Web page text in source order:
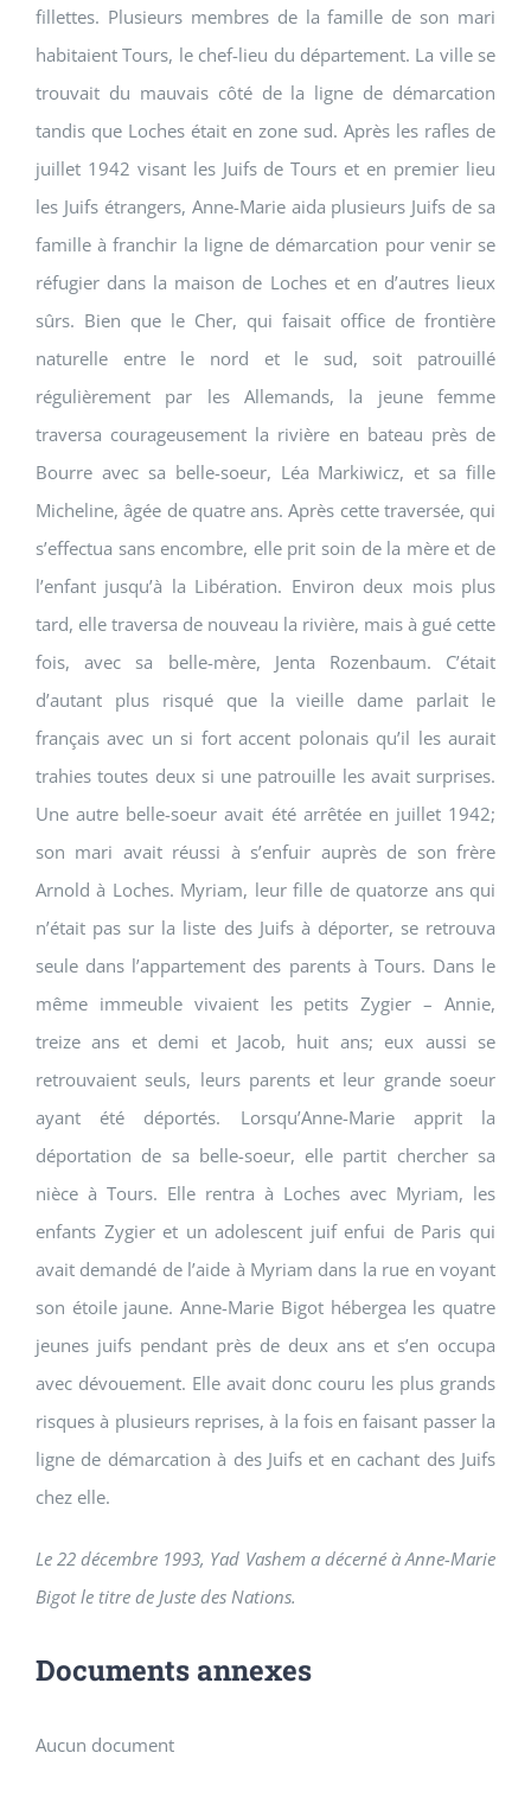
fillettes. Plusieurs membres de la famille de son mari
habitaient Tours, le chef-lieu du département. La ville se
trouvait du mauvais côté de la ligne de démarcation
tandis que Loches était en zone sud. Après les rafles de
juillet 1942 visant les Juifs de Tours et en premier lieu
les Juifs étrangers, Anne-Marie aida plusieurs Juifs de sa
famille à franchir la ligne de démarcation pour venir se
réfugier dans la maison de Loches et en d’autres lieux
sûrs. Bien que le Cher, qui faisait office de frontière
naturelle entre le nord et le sud, soit patrouillé
régulièrement par les Allemands, la jeune femme
traversa courageusement la rivière en bateau près de
Bourre avec sa belle-soeur, Léa Markiwicz, et sa fille
Micheline, âgée de quatre ans. Après cette traversée, qui
s’effectua sans encombre, elle prit soin de la mère et de
l’enfant jusqu’à la Libération. Environ deux mois plus
tard, elle traversa de nouveau la rivière, mais à gué cette
fois, avec sa belle-mère, Jenta Rozenbaum. C’était
d’autant plus risqué que la vieille dame parlait le
français avec un si fort accent polonais qu’il les aurait
trahies toutes deux si une patrouille les avait surprises.
Une autre belle-soeur avait été arrêtée en juillet 1942;
son mari avait réussi à s’enfuir auprès de son frère
Arnold à Loches. Myriam, leur fille de quatorze ans qui
n’était pas sur la liste des Juifs à déporter, se retrouva
seule dans l’appartement des parents à Tours. Dans le
même immeuble vivaient les petits Zygier – Annie,
treize ans et demi et Jacob, huit ans; eux aussi se
retrouvaient seuls, leurs parents et leur grande soeur
ayant été déportés. Lorsqu’Anne-Marie apprit la
déportation de sa belle-soeur, elle partit chercher sa
nièce à Tours. Elle rentra à Loches avec Myriam, les
enfants Zygier et un adolescent juif enfui de Paris qui
avait demandé de l’aide à Myriam dans la rue en voyant
son étoile jaune. Anne-Marie Bigot hébergea les quatre
jeunes juifs pendant près de deux ans et s’en occupa
avec dévouement. Elle avait donc couru les plus grands
risques à plusieurs reprises, à la fois en faisant passer la
ligne de démarcation à des Juifs et en cachant des Juifs
chez elle.
Le 22 décembre 1993, Yad Vashem a décerné à Anne-Marie
Bigot le titre de Juste des Nations.
Documents annexes
Aucun document